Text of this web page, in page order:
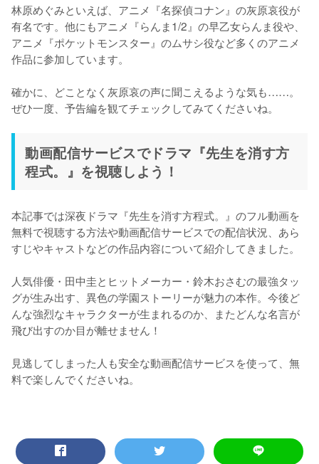
林原めぐみといえば、アニメ『名探偵コナン』の灰原哀役が
有名です。他にもアニメ『らんま1/2』の早乙女らんま役や、
アニメ『ポケットモンスター』のムサシ役など多くのアニメ
作品に参加しています。
確かに、どことなく灰原哀の声に聞こえるような気も……。
ぜひ一度、予告編を観てチェックしてみてくださいね。
動画配信サービスでドラマ『先生を消す方
程式。』を視聴しよう！
本記事では深夜ドラマ『先生を消す方程式。』のフル動画を
無料で視聴する方法や動画配信サービスでの配信状況、あら
すじやキャストなどの作品内容について紹介してきました。
人気俳優・田中圭とヒットメーカー・鈴木おさむの最強タッ
グが生み出す、異色の学園ストーリーが魅力の本作。今後ど
んな強烈なキャラクターが生まれるのか、またどんな名言が
飛び出すのか目が離せません！
見逃してしまった人も安全な動画配信サービスを使って、無
料で楽しんでくださいね。